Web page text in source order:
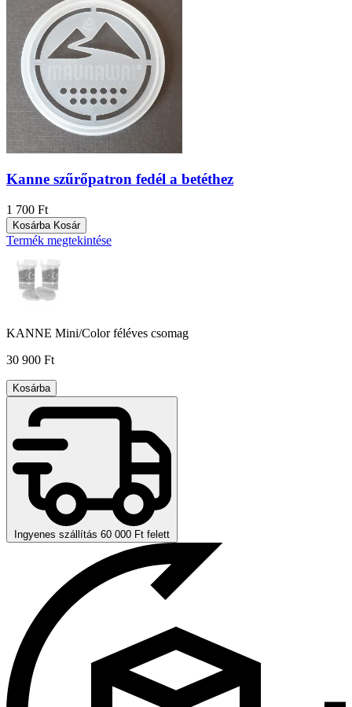
Kanne szűrőpatron fedél a betéthez
1 700 Ft
Kosárba Kosár
Termék megtekintése
KANNE Mini/Color féléves csomag
30 900 Ft
Kosárba
Ingyenes szállítás 60 000 Ft felett